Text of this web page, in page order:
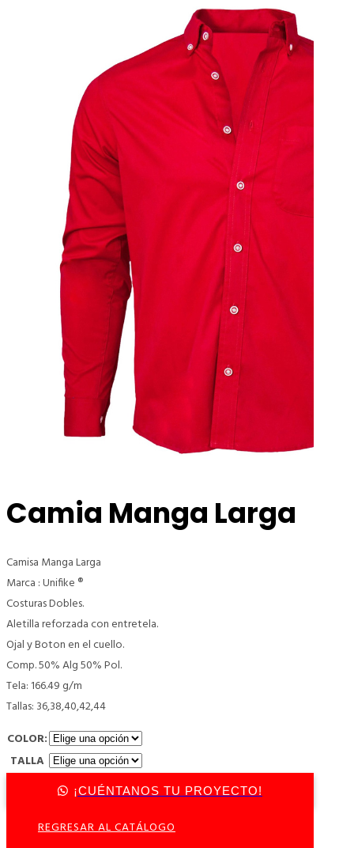
Camia Manga Larga
Camisa Manga Larga
Marca : Unifike ®
Costuras Dobles.
Aletilla reforzada con entretela.
Ojal y Boton en el cuello.
Comp. 50% Alg 50% Pol.
Tela: 166.49 g/m
Tallas: 36,38,40,42,44
COLOR:
TALLA
¡CUÉNTANOS TU PROYECTO!
REGRESAR AL CATÁLOGO